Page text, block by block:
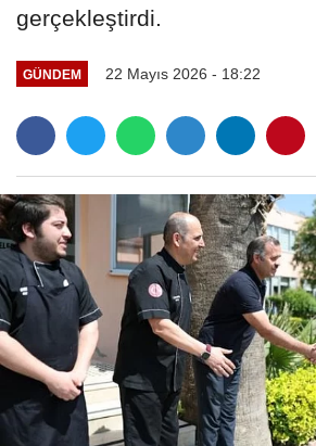
gerçekleştirdi.
GÜNDEM 22 Mayıs 2026 - 18:22